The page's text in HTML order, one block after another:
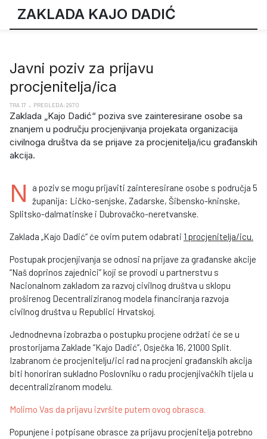
ZAKLADA KAJO DADIĆ
Javni poziv za prijavu
procjenitelja/ica
TRA 17 PREGLEDA: 2970
Zaklada „Kajo Dadić“ poziva sve zainteresirane osobe sa
znanjem u području procjenjivanja projekata organizacija
civilnoga društva da se prijave za procjenitelja/icu građanskih
akcija.
N
a poziv se mogu prijaviti zainteresirane osobe s područja 5
županija: Ličko-senjske, Zadarske, Šibensko-kninske,
Splitsko-dalmatinske i Dubrovačko-neretvanske.
Zaklada „Kajo Dadić“ će ovim putem odabrati 1 procjenitelja/icu.
Postupak procjenjivanja se odnosi na prijave za građanske akcije
“Naš doprinos zajednici” koji se provodi u partnerstvu s
Nacionalnom zakladom za razvoj civilnog društva u sklopu
proširenog Decentraliziranog modela financiranja razvoja
civilnog društva u Republici Hrvatskoj.
Jednodnevna izobrazba o postupku procjene održati će se u
prostorijama Zaklade “Kajo Dadić”, Osječka 16, 21000 Split.
Izabranom će procjenitelju/ici rad na procjeni građanskih akcija
biti honoriran sukladno Poslovniku o radu procjenjivačkih tijela u
decentraliziranom modelu.
Molimo Vas da prijavu izvršite putem ovog obrasca.
Popunjene i potpisane obrasce za prijavu procjenitelja potrebno